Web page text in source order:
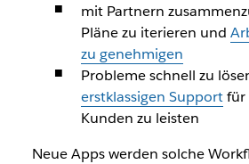
mit Partnern
Pläne zu iterieren und
zu genehmigen
Probleme schnell zu
erstklassigen Supportfür
Kunden zu leisten
Neue Apps werden solche